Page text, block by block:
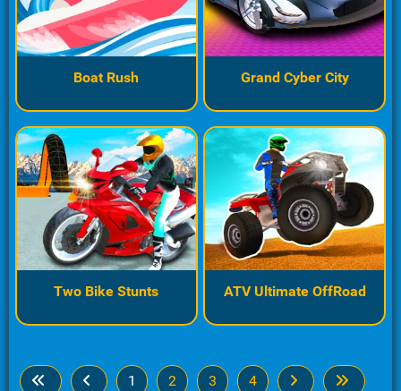
Boat Rush Grand Cyber City
Two Bike Stunts ATV Ultimate OffRoad
1 2 3 4